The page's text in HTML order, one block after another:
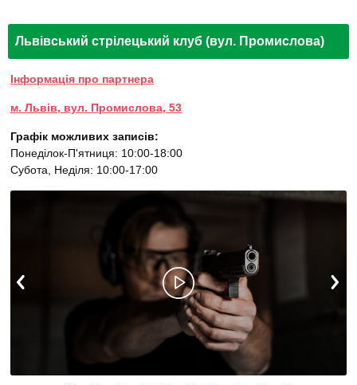
Львівський стрілецький клуб (вул. Промислова)
Інформація про партнера
м. Львів, вул. Промислова, 53
Графік можливих записів:
Понеділок-П'ятниця: 10:00-18:00
Субота, Неділя: 10:00-17:00